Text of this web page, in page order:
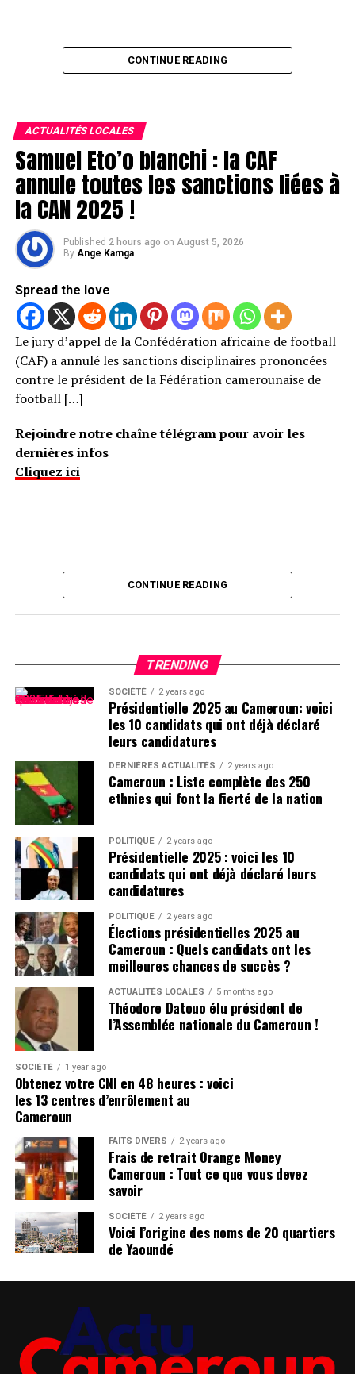
CONTINUE READING
ACTUALITÉS LOCALES
Samuel Eto’o blanchi : la CAF
annule toutes les sanctions liées à
la CAN 2025 !
Published 2 hours ago on August 5, 2026
By Ange Kamga
Spread the love
Le jury d’appel de la Confédération africaine de football
(CAF) a annulé les sanctions disciplinaires prononcées
contre le président de la Fédération camerounaise de
football […]
Rejoindre notre chaîne télégram pour avoir les
dernières infos
Cliquez ici
CONTINUE READING
TRENDING
SOCIÉTÉ 2 years ago
Présidentielle 2025 au Cameroun: voici
les 10 candidats qui ont déjà déclaré
leurs candidatures
DERNIÈRES ACTUALITÉS 2 years ago
Cameroun : Liste complète des 250
ethnies qui font la fierté de la nation
POLITIQUE 2 years ago
Présidentielle 2025 : voici les 10
candidats qui ont déjà déclaré leurs
candidatures
POLITIQUE 2 years ago
Élections présidentielles 2025 au
Cameroun : Quels candidats ont les
meilleures chances de succès ?
ACTUALITÉS LOCALES 5 months ago
Théodore Datouo élu président de
l’Assemblée nationale du Cameroun !
SOCIÉTÉ 1 year ago
Obtenez votre CNI en 48 heures : voici
les 13 centres d’enrôlement au
Cameroun
FAITS DIVERS 2 years ago
Frais de retrait Orange Money
Cameroun : Tout ce que vous devez
savoir
SOCIÉTÉ 2 years ago
Voici l’origine des noms de 20 quartiers
de Yaoundé